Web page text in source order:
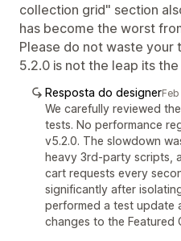
collection grid" section
has become the worst
Please do not waste your
5.2.0 is not the leap its
Resposta do designer
We carefully reviewed
tests. No performance
v5.2.0. The slowdown
heavy 3rd-party scripts,
cart requests every
significantly after
performed a test update
changes to the Featured